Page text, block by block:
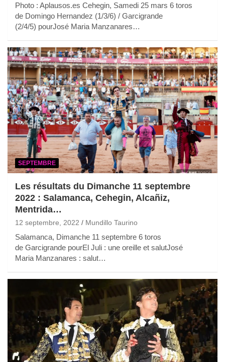
Photo : Aplausos.es Cehegin, Samedi 25 mars 6 toros
de Domingo Hernandez (1/3/6) / Garcigrande
(2/4/5) pourJosé Maria Manzanares…
SEPTEMBRE
Les résultats du Dimanche 11 septembre
2022 : Salamanca, Cehegin, Alcañiz,
Mentrida…
12 septembre, 2022 Mundillo Taurino
Salamanca, Dimanche 11 septembre 6 toros
de Garcigrande pourEl Juli : une oreille et salutJosé
Maria Manzanares : salut…